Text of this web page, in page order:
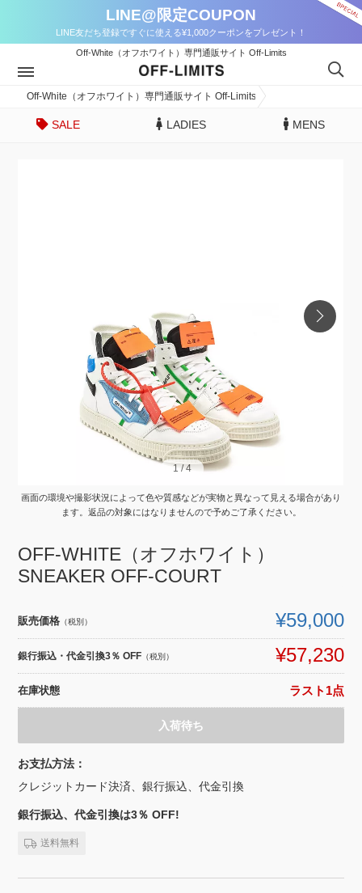
LINE@限定COUPON
LINE友だち登録ですぐに使える¥1,000クーポンをプレゼント！
Off-White（オフホワイト）専門通販サイト Off-Limits
Off-White（オフホワイト）専門通販サイト Off-Limits
SALE LADIES MENS
1/4
1/4
画面の環境や撮影状況によって色や質感などが実物と異なって見える場合があり
ます。返品の対象にはなりませんので予めご了承ください。
OFF-WHITE（オフホワイト）
SNEAKER OFF-COURT
販売価格 （税別） ¥59,000
銀行振込・代金引換3％ OFF （税別） ¥57,230
在庫状態 ラスト1点
入荷待ち
お支払方法：
クレジットカード決済、銀行振込、代金引換
銀行振込、代金引換は3％ OFF!
送料無料